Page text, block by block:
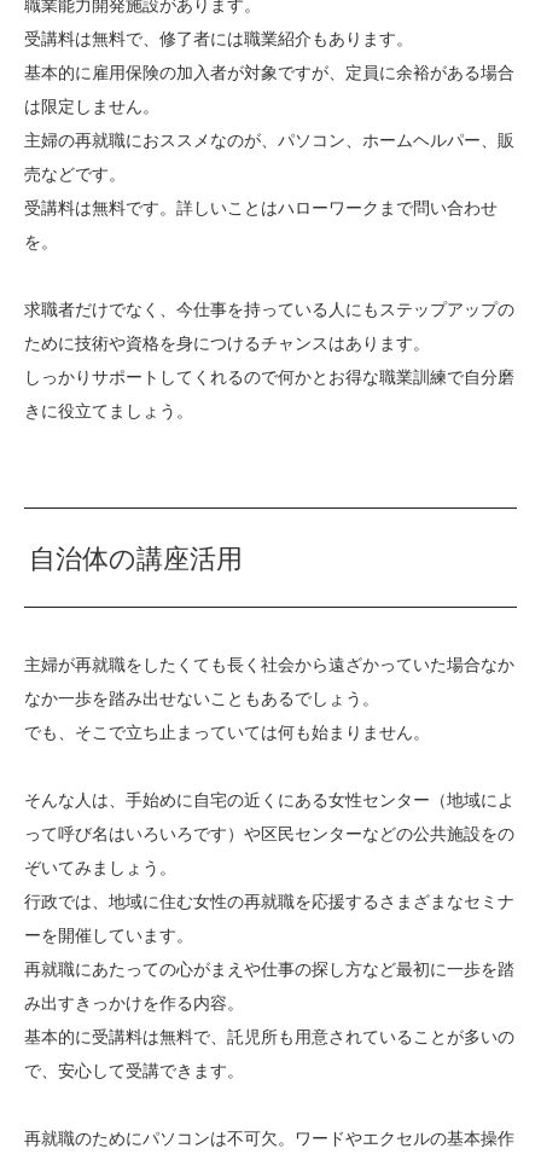
職業能力開発施設があります。
受講料は無料で、修了者には職業紹介もあります。
基本的に雇用保険の加入者が対象ですが、定員に余裕がある場合
は限定しません。
主婦の再就職におススメなのが、パソコン、ホームヘルパー、販
売などです。
受講料は無料です。詳しいことはハローワークまで問い合わせ
を。
求職者だけでなく、今仕事を持っている人にもステップアップの
ために技術や資格を身につけるチャンスはあります。
しっかりサポートしてくれるので何かとお得な職業訓練で自分磨
きに役立てましょう。
自治体の講座活用
主婦が再就職をしたくても長く社会から遠ざかっていた場合なか
なか一歩を踏み出せないこともあるでしょう。
でも、そこで立ち止まっていては何も始まりません。
そんな人は、手始めに自宅の近くにある女性センター（地域によ
って呼び名はいろいろです）や区民センターなどの公共施設をの
ぞいてみましょう。
行政では、地域に住む女性の再就職を応援するさまざまなセミナ
ーを開催しています。
再就職にあたっての心がまえや仕事の探し方など最初に一歩を踏
み出すきっかけを作る内容。
基本的に受講料は無料で、託児所も用意されていることが多いの
で、安心して受講できます。
再就職のためにパソコンは不可欠。ワードやエクセルの基本操作